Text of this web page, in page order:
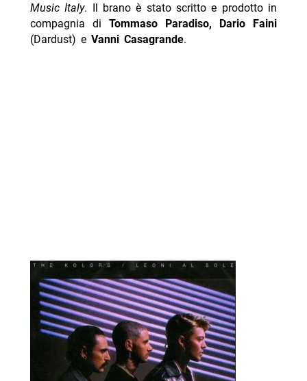
Music Italy. Il brano è stato scritto e prodotto in
compagnia di Tommaso Paradiso, Dario Faini
(Dardust) e Vanni Casagrande.